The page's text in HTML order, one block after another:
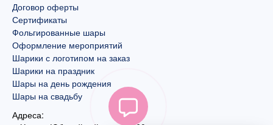
Договор оферты
Сертификаты
Фольгированные шары
Оформление мероприятий
Шарики с логотипом на заказ
Шарики на праздник
Шары на день рождения
Шары на свадьбу
Адреса: